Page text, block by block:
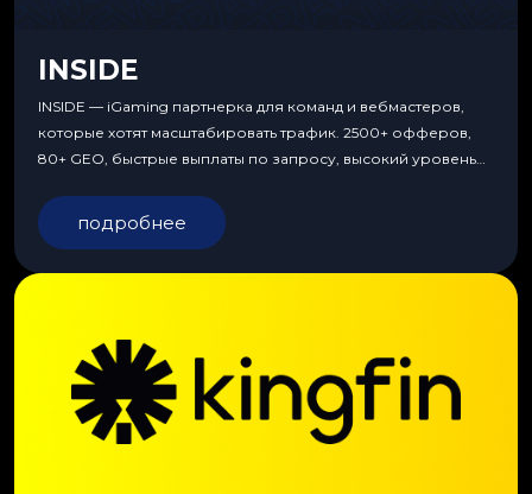
INSIDE
INSIDE — iGaming партнерка для команд и вебмастеров,
которые хотят масштабировать трафик. 2500+ офферов,
80+ GEO, быстрые выплаты по запросу, высокий уровень
подробнее